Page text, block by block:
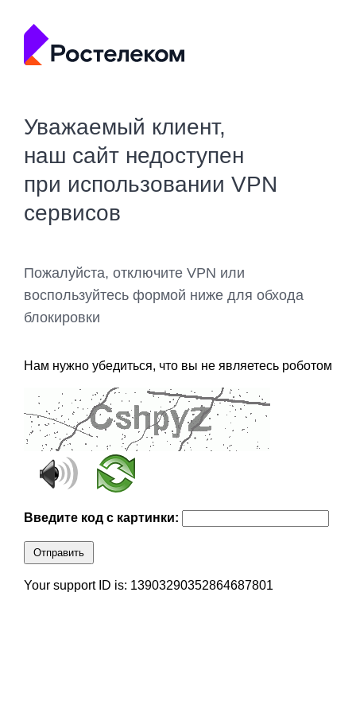
Уважаемый клиент,
наш сайт недоступен
при использовании VPN
сервисов
Пожалуйста, отключите VPN или
воспользуйтесь формой ниже для обхода
блокировки
Нам нужно убедиться, что вы не являетесь роботом
Введите код с картинки:
Отправить
Your support ID is: 13903290352864687801